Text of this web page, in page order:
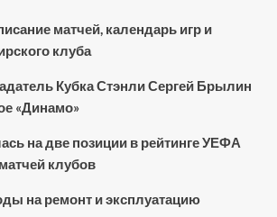
матчей, календарь игр и
клуба
Кубка Стэнли Сергей Брылин
«Динамо»
на две позиции в рейтинге УЕФА
клубов
на ремонт и эксплуатацию